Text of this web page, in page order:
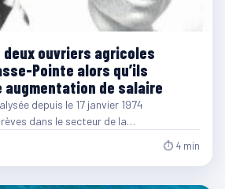
deux ouvriers agricoles
Pointe alors qu’ils
augmentation de salaire
depuis le 17 janvier 1974
dans le secteur de la…
⏱ 4 min